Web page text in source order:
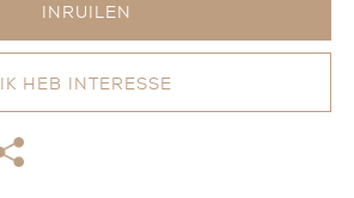
INRUILEN
IK HEB INTERESSE